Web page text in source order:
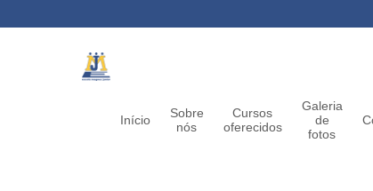
Início
Sobre
nós
Cursos
oferecidos
Galeria
de
fotos